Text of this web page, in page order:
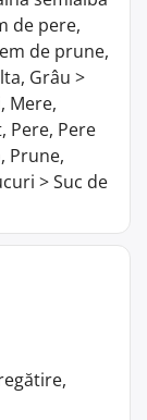
de pere,
de prune,
Grâu >
Mere,
Pere, Pere
Prune,
> Suc de